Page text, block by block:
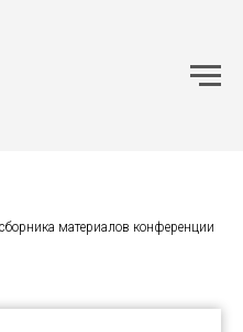
материалов конференции